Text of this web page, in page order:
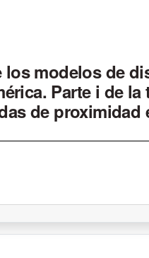
modelos de
Parte i de la
de proximidad